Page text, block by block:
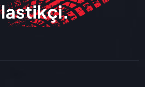
lastikçi.